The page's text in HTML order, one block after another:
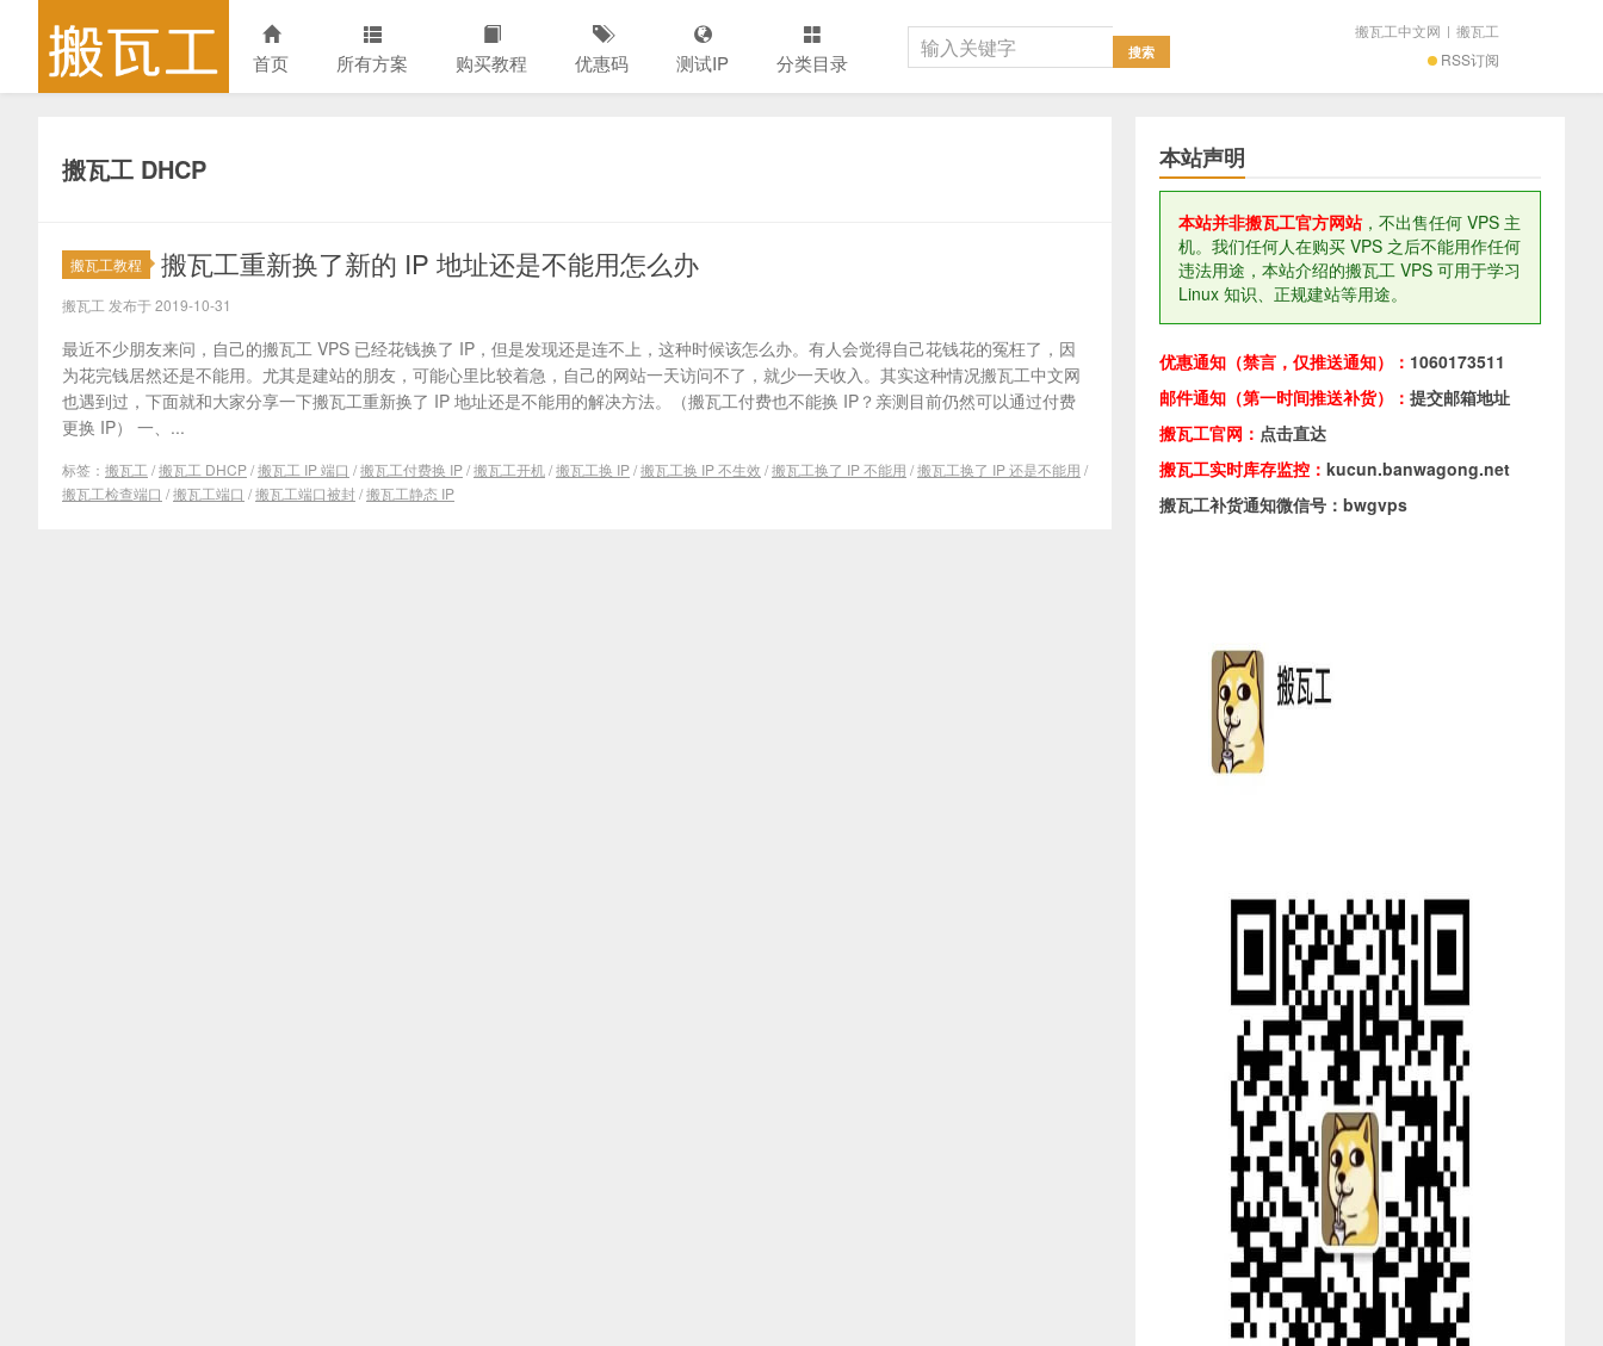
首页 所有方案 购买教程 优惠码 测试IP 分类目录 RSS订阅
搬瓦工中文网 | 搬瓦工
搬瓦工 DHCP
搬瓦工教程 搬瓦工重新换了新的 IP 地址还是不能用怎么办
搬瓦工 发布于 2019-10-31
最近不少朋友来问，自己的搬瓦工 VPS 已经花钱换了 IP，但是发现还是连不上，这种时候该怎么办。有人会觉得自己花钱花的冤枉了，因
为花完钱居然还是不能用。尤其是建站的朋友，可能心里比较着急，自己的网站一天访问不了，就少一天收入。其实这种情况搬瓦工中文网
也遇到过，下面就和大家分享一下搬瓦工重新换了 IP 地址还是不能用的解决方法。（搬瓦工付费也不能换 IP？亲测目前仍然可以通过付费
更换 IP） 一、...
标签： 搬瓦工 /搬瓦工 DHCP/搬瓦工 IP 端口 /搬瓦工付费换 IP/搬瓦工开机/搬瓦工换 IP/搬瓦工换 IP 不生效 /搬瓦工换了 IP 不能用 /搬瓦工换了 IP 还是不能用 /
搬瓦工检查端口 /搬瓦工端口 /搬瓦工端口被封/搬瓦工静态 IP
本站声明
本站并非搬瓦工官方网站，不出售任何 VPS 主
机。我们任何人在购买 VPS 之后不能用作任何
违法用途，本站介绍的搬瓦工 VPS 可用于学习
Linux 知识、正规建站等用途。
优惠通知（禁言，仅推送通知）： 1060173511
邮件通知（第一时间推送补货）： 提交邮箱地址
搬瓦工官网： 点击直达
搬瓦工实时库存监控： kucun.banwagong.net
搬瓦工补货通知微信号：bwgvps